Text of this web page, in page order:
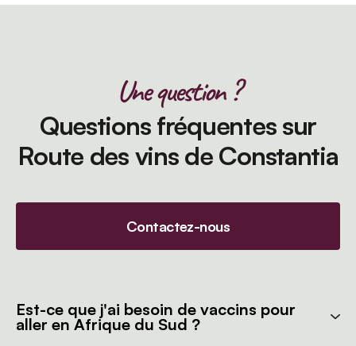
Une question ?
Questions fréquentes sur
Route des vins de Constantia
Contactez-nous
Est-ce que j'ai besoin de vaccins pour
aller en Afrique du Sud ?